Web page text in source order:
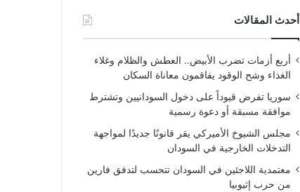
أحدث المقالات
أربع أزمات تضرب الأبيض.. العطش والظلام وغلاء
الغذاء وشح الوقود يفاقمون معاناة السكان
سوريا تفرض قيوداً على دخول السودانيين وتشترط
موافقة مسبقة أو دعوة رسمية
مجلس الشيوخ الأميركي يقر قانونًا جديدًا لمواجهة
التدخلات الخارجية في السودان
معتمدية اللاجئين في السودان تتحسب لتدفق فارين
من حرب إثيوبيا